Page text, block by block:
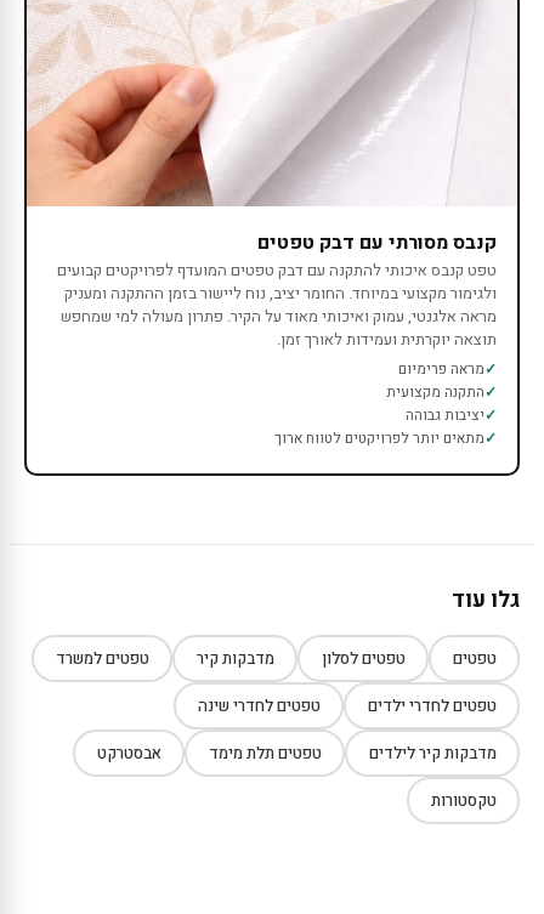
קנבס מסורתי עם דבק טפטים
טפט קנבס איכותי להתקנה עם דבק טפטים המועדף לפרויקטים קבועים
ולגימור מקצועי במיוחד. החומר יציב, נוח ליישור בזמן ההתקנה ומעניק
מראה אלגנטי, עמוק ואיכותי מאוד על הקיר. פתרון מעולה למי שמחפש
תוצאה יוקרתית ועמידות לאורך זמן.
מראה פרימיום
התקנה מקצועית
יציבות גבוהה
מתאים יותר לפרויקטים לטווח ארוך
גלו עוד
טפטים טפטים לסלון מדבקות קיר טפטים למשרד
טפטים לחדרי ילדים טפטים לחדרי שינה
מדבקות קיר לילדים טפטים תלת מימד אבסטרקט
טקסטורות